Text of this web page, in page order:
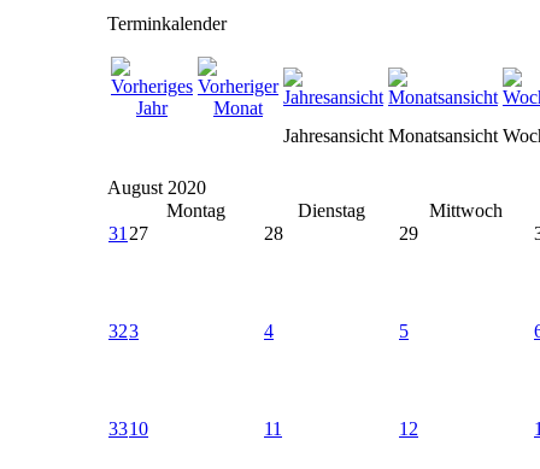
Terminkalender
Jahresansicht Monatsansicht
August 2020
Montag
Dienstag
Mittwoch
31 27 28 29
323 4 5
3310 11 12